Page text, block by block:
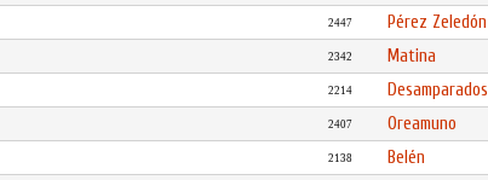
2447 Pérez Zeledón
2342 Matina
2214 Desamparados
2407 Oreamuno
2138 Belén